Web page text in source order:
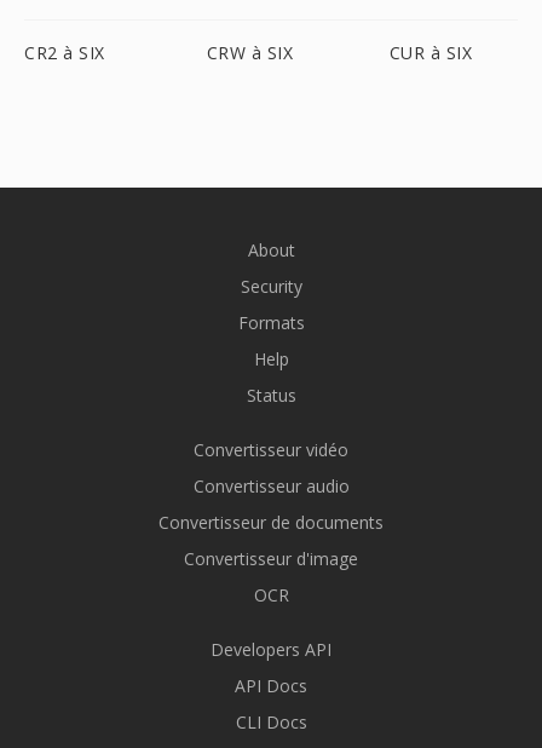
CR2 à SIX CRW à SIX CUR à SIX
About
Security
Formats
Help
Status
Convertisseur vidéo
Convertisseur audio
Convertisseur de documents
Convertisseur d'image
OCR
Developers API
API Docs
CLI Docs